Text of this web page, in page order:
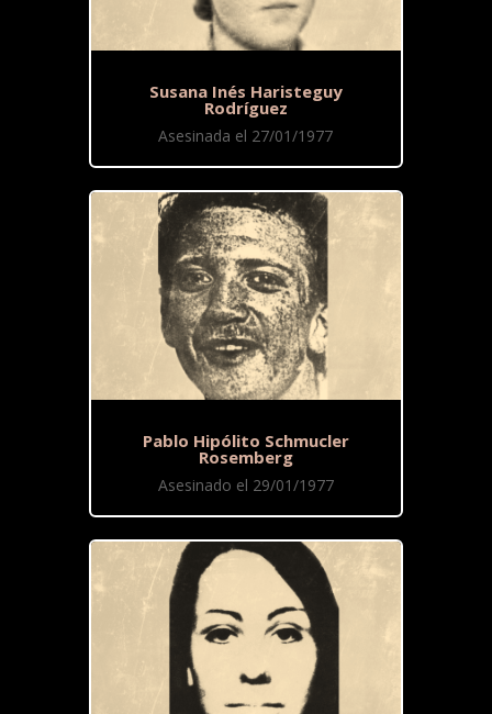
Susana Inés Haristeguy
Rodríguez
Asesinada el 27/01/1977
Pablo Hipólito Schmucler
Rosemberg
Asesinado el 29/01/1977